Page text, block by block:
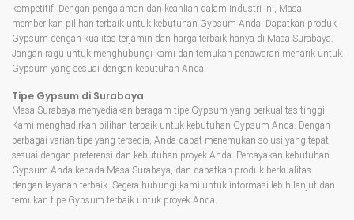
kompetitif. Dengan pengalaman dan keahlian dalam industri ini, Masa
memberikan pilihan terbaik untuk kebutuhan Gypsum Anda. Dapatkan produk
Gypsum dengan kualitas terjamin dan harga terbaik hanya di Masa Surabaya.
Jangan ragu untuk menghubungi kami dan temukan penawaran menarik untuk
Gypsum yang sesuai dengan kebutuhan Anda.
Tipe Gypsum di Surabaya
Masa Surabaya menyediakan beragam tipe Gypsum yang berkualitas tinggi.
Kami menghadirkan pilihan terbaik untuk kebutuhan Gypsum Anda. Dengan
berbagai varian tipe yang tersedia, Anda dapat menemukan solusi yang tepat
sesuai dengan preferensi dan kebutuhan proyek Anda. Percayakan kebutuhan
Gypsum Anda kepada Masa Surabaya, dan dapatkan produk berkualitas
dengan layanan terbaik. Segera hubungi kami untuk informasi lebih lanjut dan
temukan tipe Gypsum terbaik untuk proyek Anda.